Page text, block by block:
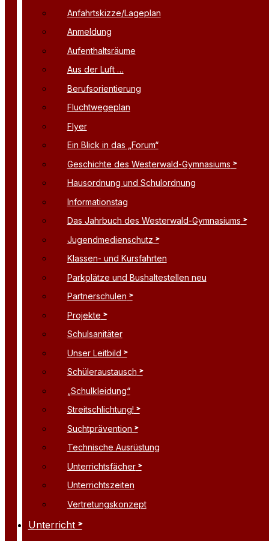
Anfahrtskizze/Lageplan
Anmeldung
Aufenthaltsräume
Aus der Luft …
Berufsorientierung
Fluchtwegeplan
Flyer
Ein Blick in das „Forum“
Geschichte des Westerwald-Gymnasiums
Hausordnung und Schulordnung
Informationstag
Das Jahrbuch des Westerwald-Gymnasiums
Jugendmedienschutz
Klassen- und Kursfahrten
Parkplätze und Bushaltestellen neu
Partnerschulen
Projekte
Schulsanitäter
Unser Leitbild
Schüleraustausch
„Schulkleidung“
Streitschlichtung!
Suchtprävention
Technische Ausrüstung
Unterrichtsfächer
Unterrichtszeiten
Vertretungskonzept
Unterricht